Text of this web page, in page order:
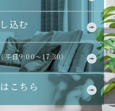
込む
平日9:00～17:30）
こちら